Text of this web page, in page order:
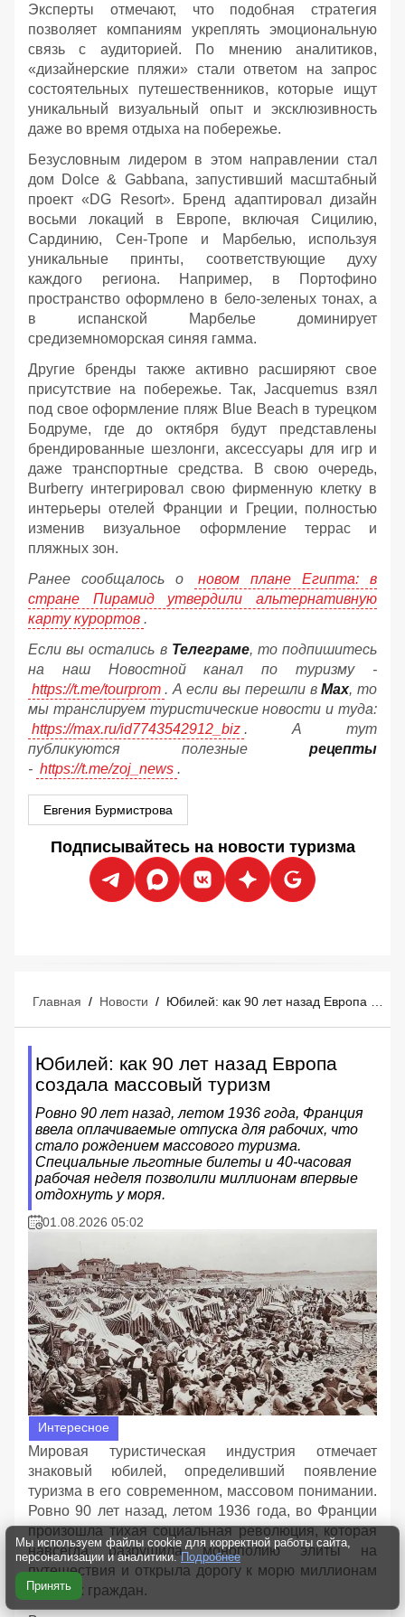
Эксперты отмечают, что подобная стратегия
позволяет компаниям укреплять эмоциональную
связь с аудиторией. По мнению аналитиков,
«дизайнерские пляжи» стали ответом на запрос
состоятельных путешественников, которые ищут
уникальный визуальный опыт и эксклюзивность
даже во время отдыха на побережье.
Безусловным лидером в этом направлении стал
дом Dolce & Gabbana, запустивший масштабный
проект «DG Resort». Бренд адаптировал дизайн
восьми локаций в Европе, включая Сицилию,
Сардинию, Сен-Тропе и Марбелью, используя
уникальные принты, соответствующие духу
каждого региона. Например, в Портофино
пространство оформлено в бело-зеленых тонах, а
в испанской Марбелье доминирует
средиземноморская синяя гамма.
Другие бренды также активно расширяют свое
присутствие на побережье. Так, Jacquemus взял
под свое оформление пляж Blue Beach в турецком
Бодруме, где до октября будут представлены
брендированные шезлонги, аксессуары для игр и
даже транспортные средства. В свою очередь,
Burberry интегрировал свою фирменную клетку в
интерьеры отелей Франции и Греции, полностью
изменив визуальное оформление террас и
пляжных зон.
Ранее сообщалось о
новом плане Египта: в
стране Пирамид утвердили альтернативную
карту курортов .
Если вы остались в Телеграме, то подпишитесь
на наш Новостной канал по туризму -
https://t.me/tourprom . А если вы перешли вМах, то
мы транслируем туристические новости и туда:
https://max.ru/id7743542912_biz . А тут
публикуются полезные рецепты
- https://t.me/zoj_news .
Евгения Бурмистрова
Подписывайтесь на новости туризма
Главная / Новости /
Юбилей: как 90 лет назад Европа
создала массовый туризм
Ровно 90 лет назад, летом 1936 года, Франция
ввела оплачиваемые отпуска для рабочих, что
стало рождением массового туризма.
Специальные льготные билеты и 40-часовая
рабочая неделя позволили миллионам впервые
отдохнуть у моря.
01.08.2026 05:02
Интересное
Мировая туристическая индустрия отмечает
знаковый юбилей, определивший появление
туризма в его современном, массовом понимании.
Ровно 90 лет назад, летом 1936 года, во Франции
произошла тихая социальная революция, которая
навсегда разрушила монополию элиты на
путешествия и открыла дорогу к морю миллионам
простых граждан.
Мы используем файлы cookie для корректной работы сайта,
персонализации и аналитики. Подробнее
Принять